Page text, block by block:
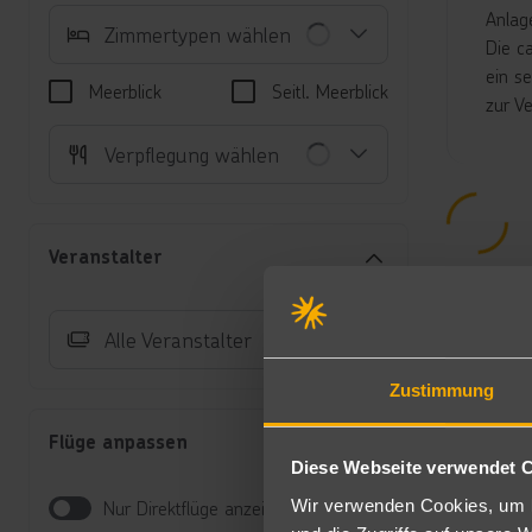
Zustimmung
Diese Webseite verwendet
Wir verwenden Cookies,
Zimmertypen wählen
Meerblick Seitl. Meerblick
Verpflegung wählen
Veranstalter
Alle Veranstalter
Flüge anpassen
Nur Direktflüge anzeigen
Die
ein
zur